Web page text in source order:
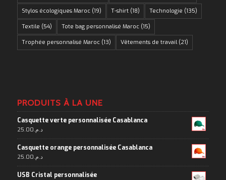
Stylos écologiques Maroc(19) T-shirt(18) Technologie (135)
Textile (54) Tote bag personnalisé Maroc(15)
Trophée personnalisé Maroc(13) Vêtements de travail(21)
PRODUITS À LA UNE
Casquette verte personnalisée Casablanca
د.م.25.00
Casquette orange personnalisée Casablanca
د.م.25.00
USB Cristal personnalisée